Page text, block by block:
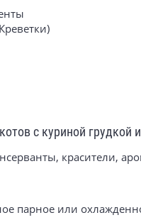
с куриной грудкой
красители,
парное или